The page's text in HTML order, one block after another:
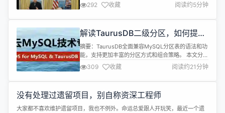
保障福利。由此，有人开始流传这样一种说法：社会
保障局（SSA）在存储日期时使用了一个1875年的纪
元，把那些未知出生年份的记录存为0，从而默认显
子，帖子中有人调侃道： “看起来埃隆那群天才程序
员根本就不懂COBOL的...
292 收藏 阅读约5分钟
解读TaurusDB二级分区，如何提高
查询性能和管理效率
摘要：TaurusDB全面兼容MySQL分区表的语法和功
能，支持更加丰富的分区方式和组合策略。 本文分享
自华为云社区 《【华为云MySQL技术专栏】
TaurusDB二级分区，提升企业数据库管理效能》 ，
作者：GaussDB 数据库。 1.背景介绍 随着业务的扩
规模时，数据库查询性能会成为系统瓶颈。 为了解
决...
309 收藏 阅读约21分钟
没有处理过遗留项目，别自称资深工程师
大家都不喜欢维护遗留项目，我也不例外。命运总爱跟人开玩笑，最近一个遗